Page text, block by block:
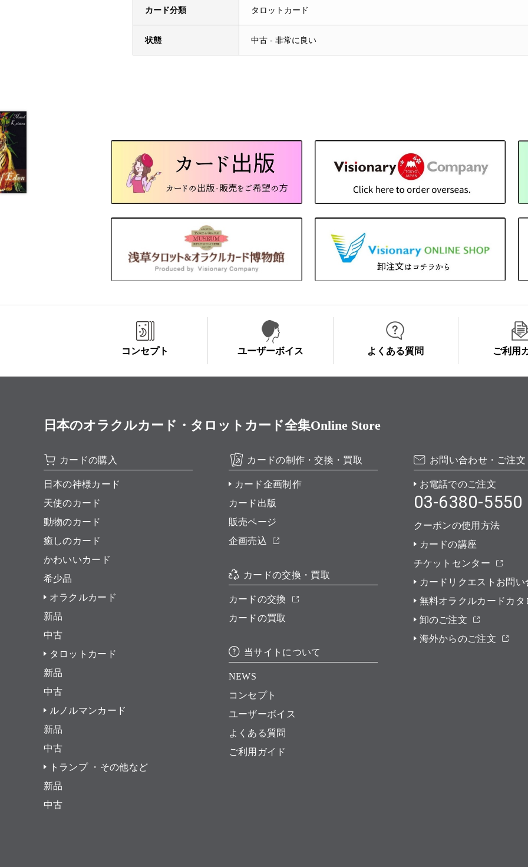
カード分類 タロットカード
状態 中古 - 非常に良い
コンセプト ユーザーボイス よくある質問 ご利用
日本のオラクルカード・タロットカード全集Online Store
カードの購入
日本の神様カード
天使のカード
動物のカード
癒しのカード
かわいいカード
希少品
オラクルカード
新品
中古
タロットカード
新品
中古
ルノルマンカード
新品
中古
トランプ ・その他など
新品
中古
カードの制作・交換・買取
カード企画制作
カード出版
販売ページ
企画売込
カードの交換・買取
カードの交換
カードの買取
当サイトについて
NEWS
コンセプト
ユーザーボイス
よくある質問
ご利用ガイド
お問い合わせ・ご注文
お電話でのご注文
03-6380-5550
クーポンの使用方法
カードの講座
チケットセンター
カードリクエストお問い
無料オラクルカードカタ
卸のご注文
海外からのご注文